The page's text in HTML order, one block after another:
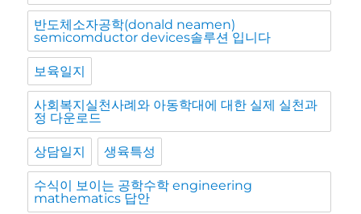
반도체소자공학(donald neamen)
semicomductor devices솔루션 입니다
보육일지
사회복지실천사례와 아동학대에 대한 실제 실천과
정 다운로드
상담일지 생육특성
수식이 보이는 공학수학 engineering
mathematics 답안